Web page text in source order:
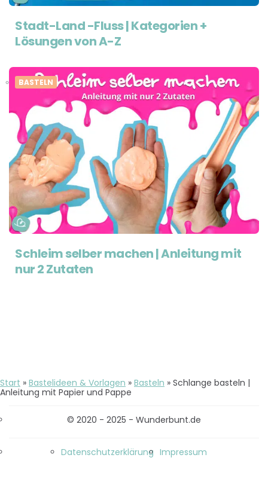
Stadt-Land -Fluss | Kategorien +
Lösungen von A-Z
BASTELN
Schleim selber machen | Anleitung mit
nur 2 Zutaten
Start » Bastelideen & Vorlagen » Basteln » Schlange basteln |
Anleitung mit Papier und Pappe
© 2020 - 2025 - Wunderbunt.de
Datenschutzerklärung Impressum